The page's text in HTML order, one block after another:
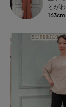
とがわ
163cm